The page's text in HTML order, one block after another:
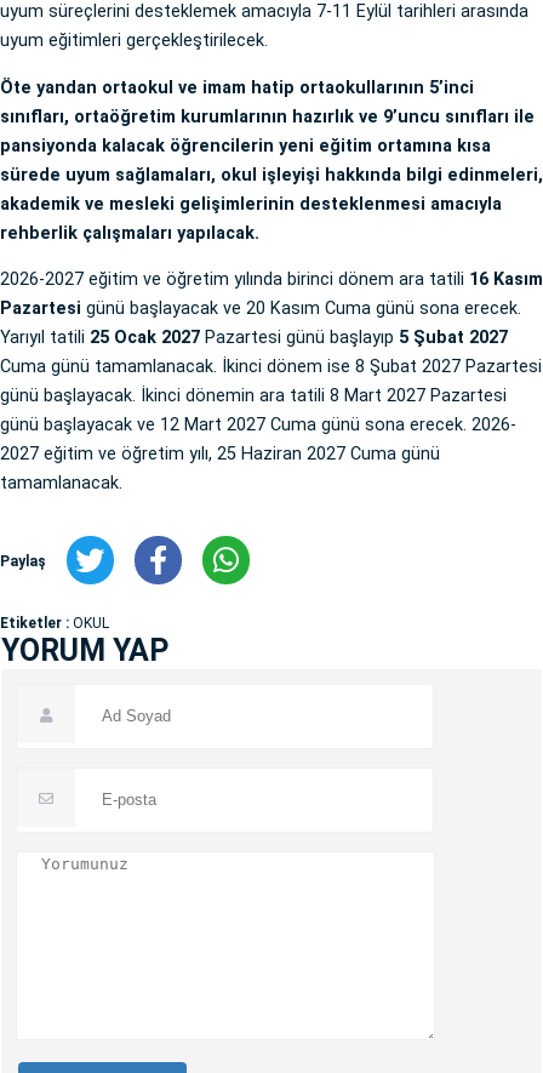
uyum süreçlerini desteklemek amacıyla 7-11 Eylül tarihleri arasında
uyum eğitimleri gerçekleştirilecek.
Öte yandan ortaokul ve imam hatip ortaokullarının 5’inci
sınıfları, ortaöğretim kurumlarının hazırlık ve 9’uncu sınıfları ile
pansiyonda kalacak öğrencilerin yeni eğitim ortamına kısa
sürede uyum sağlamaları, okul işleyişi hakkında bilgi edinmeleri,
akademik ve mesleki gelişimlerinin desteklenmesi amacıyla
rehberlik çalışmaları yapılacak.
2026-2027 eğitim ve öğretim yılında birinci dönem ara tatili 16 Kasım
Pazartesi günü başlayacak ve 20 Kasım Cuma günü sona erecek.
Yarıyıl tatili 25 Ocak 2027 Pazartesi günü başlayıp 5 Şubat 2027
Cuma günü tamamlanacak. İkinci dönem ise 8 Şubat 2027 Pazartesi
günü başlayacak. İkinci dönemin ara tatili 8 Mart 2027 Pazartesi
günü başlayacak ve 12 Mart 2027 Cuma günü sona erecek. 2026-
2027 eğitim ve öğretim yılı, 25 Haziran 2027 Cuma günü
tamamlanacak.
Paylaş
Etiketler : OKUL
YORUM YAP